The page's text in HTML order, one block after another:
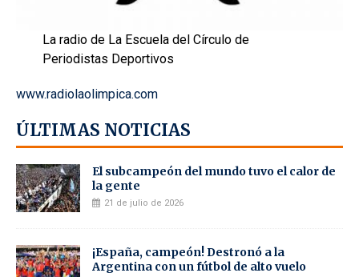
La radio de La Escuela del Círculo de
Periodistas Deportivos
www.radiolaolimpica.com
ÚLTIMAS NOTICIAS
El subcampeón del mundo tuvo el calor de
la gente
21 de julio de 2026
¡España, campeón! Destronó a la
Argentina con un fútbol de alto vuelo